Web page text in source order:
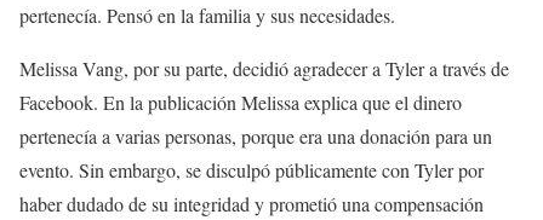
pertenecía. Pensó en la familia y sus necesidades.
Melissa Vang, por su parte, decidió agradecer a Tyler a través de
Facebook. En la publicación Melissa explica que el dinero
pertenecía a varias personas, porque era una donación para un
evento. Sin embargo, se disculpó públicamente con Tyler por
haber dudado de su integridad y prometió una compensación